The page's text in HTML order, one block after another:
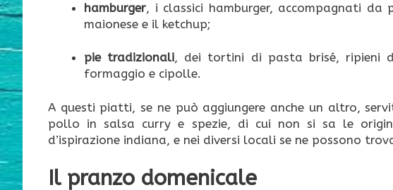
hamburger, i classici hamburger, accompagnati
maionese e il ketchup;
pie tradizionali, dei tortini di pasta brisé, ripieni
formaggio e cipolle.
A questi piatti, se ne può aggiungere anche un altro,
pollo in salsa curry e spezie, di cui non si sa le
d’ispirazione indiana, e nei diversi locali se ne possono
Il pranzo domenicale